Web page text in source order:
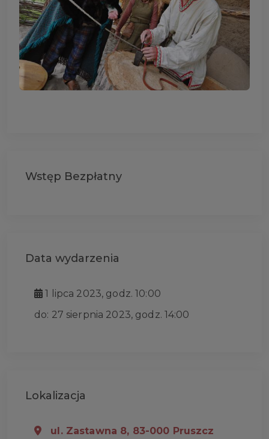
Wstęp Bezpłatny
Data wydarzenia
1 lipca 2023, godz. 10:00
do: 27 sierpnia 2023, godz. 14:00
Lokalizacja
ul. Zastawna 8, 83-000 Pruszcz